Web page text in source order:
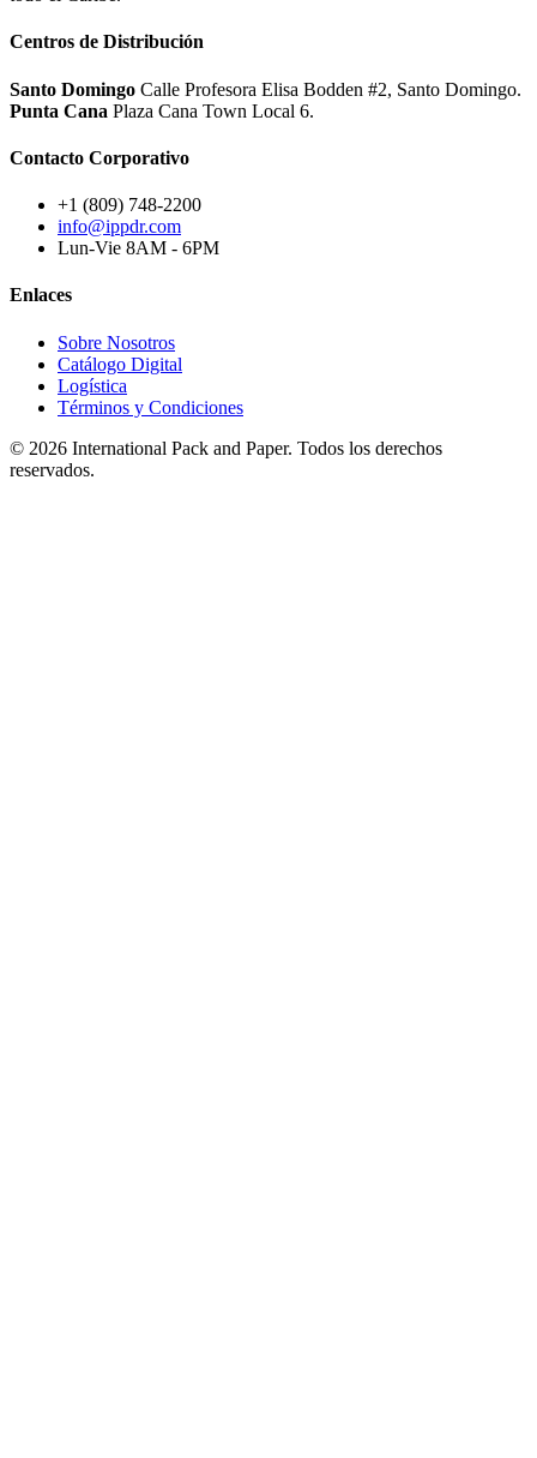
Centros de Distribución
Santo Domingo Calle Profesora Elisa Bodden #2, Santo Domingo.
Punta Cana Plaza Cana Town Local 6.
Contacto Corporativo
+1 (809) 748-2200
info@ippdr.com
Lun-Vie 8AM - 6PM
Enlaces
Sobre Nosotros
Catálogo Digital
Logística
Términos y Condiciones
© 2026 International Pack and Paper. Todos los derechos
reservados.